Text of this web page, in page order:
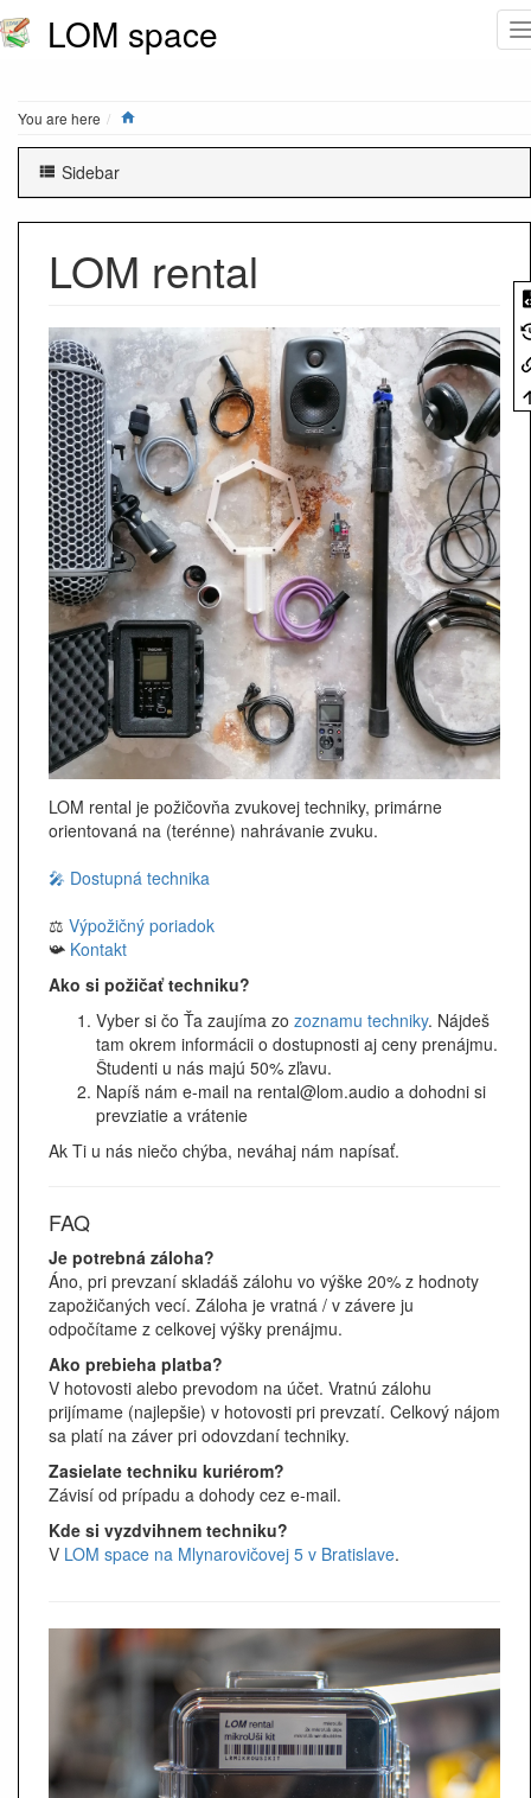
LOM space
You are here
Sidebar
LOM rental
LOM rental je požičovňa zvukovej techniky, primárne
orientovaná na (terénne) nahrávanie zvuku.
🎤 Dostupná technika
⚖️ Výpožičný poriadok
📯 Kontakt
Ako si požičať techniku?
Vyber si čo Ťa zaujíma zo zoznamu techniky. Nájdeš
tam okrem informácii o dostupnosti aj ceny prenájmu.
Študenti u nás majú 50% zľavu.
Napíš nám e-mail na rental@lom.audio a dohodni si
prevziatie a vrátenie
Ak Ti u nás niečo chýba, neváhaj nám napísať.
FAQ
Je potrebná záloha?
Áno, pri prevzaní skladáš zálohu vo výške 20% z hodnoty
zapožičaných vecí. Záloha je vratná / v závere ju
odpočítame z celkovej výšky prenájmu.
Ako prebieha platba?
V hotovosti alebo prevodom na účet. Vratnú zálohu
prijímame (najlepšie) v hotovosti pri prevzatí. Celkový nájom
sa platí na záver pri odovzdaní techniky.
Zasielate techniku kuriérom?
Závisí od prípadu a dohody cez e-mail.
Kde si vyzdvihnem techniku?
V LOM space na Mlynarovičovej 5 v Bratislave.